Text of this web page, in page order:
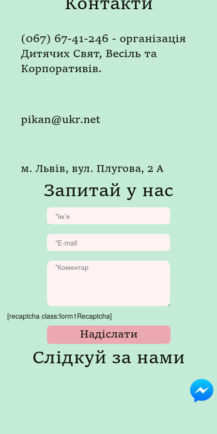
Контакти
(067) 67-41-246 - організація
Дитячих Свят, Весіль та
Корпоративів.
pikan@ukr.net
м. Львів, вул. Плугова, 2 А
Запитай у нас
[recaptcha class:form1Recaptcha]
Слідкуй за нами